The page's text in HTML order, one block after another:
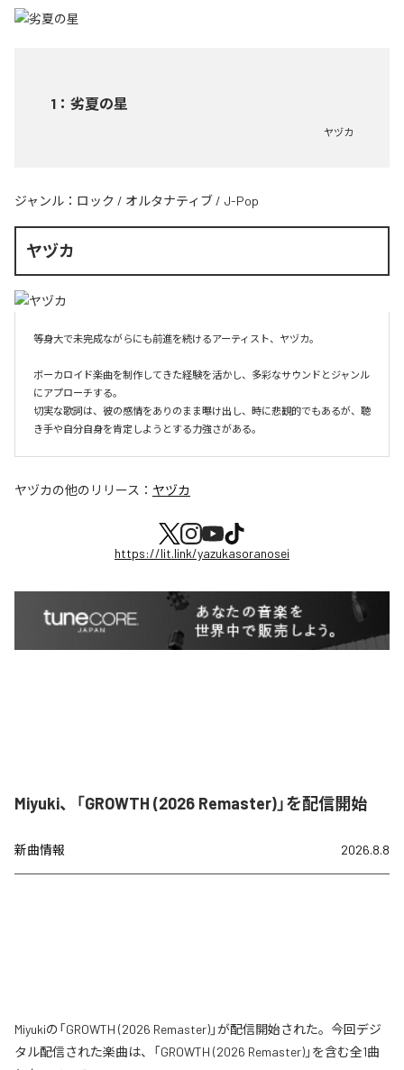
1 ： 劣夏の星
ヤヅカ
ジャンル： ロック / オルタナティブ / J-Pop
ヤヅカ
等身大で未完成ながらにも前進を続けるアーティスト、ヤヅカ。
ボーカロイド楽曲を制作してきた経験を活かし、多彩なサウンドとジャンル
にアプローチする。
切実な歌詞は、彼の感情をありのまま曝け出し、時に悲観的でもあるが、聴
き手や自分自身を肯定しようとする力強さがある。
ヤヅカの他のリリース： ヤヅカ
https://lit.link/yazukasoranosei
Miyuki、「GROWTH (2026 Remaster)」を配信開始
新曲情報 2026.8.8
Miyukiの「GROWTH (2026 Remaster)」が配信開始された。今回デジ
タル配信された楽曲は、「GROWTH (2026 Remaster)」を含む全1曲